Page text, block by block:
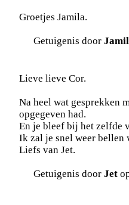
Groetjes Jamila.
Getuigenis door
Lieve lieve Cor.
Na heel wat gesprekken
opgegeven had.
En je bleef bij het zelfde
Ik zal je snel weer bellen
Liefs van Jet.
Getuigenis door Jet